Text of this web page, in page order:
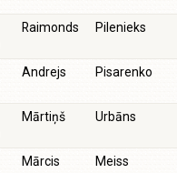
Raimonds Pilenieks
Andrejs Pisarenko
Mārtiņš Urbāns
Mārcis Meiss